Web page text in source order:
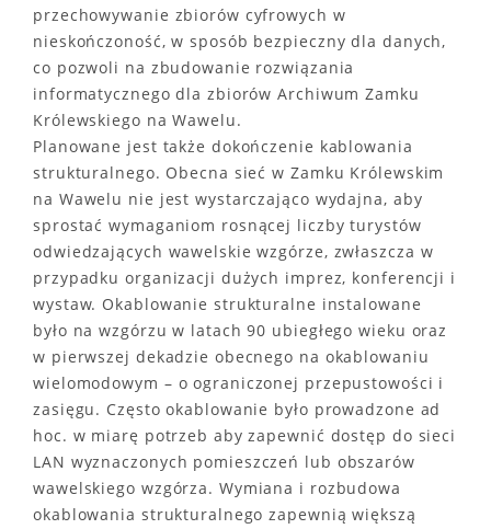
przechowywanie zbiorów cyfrowych w
nieskończoność, w sposób bezpieczny dla danych,
co pozwoli na zbudowanie rozwiązania
informatycznego dla zbiorów Archiwum Zamku
Królewskiego na Wawelu.
Planowane jest także dokończenie kablowania
strukturalnego. Obecna sieć w Zamku Królewskim
na Wawelu nie jest wystarczająco wydajna, aby
sprostać wymaganiom rosnącej liczby turystów
odwiedzających wawelskie wzgórze, zwłaszcza w
przypadku organizacji dużych imprez, konferencji i
wystaw. Okablowanie strukturalne instalowane
było na wzgórzu w latach 90 ubiegłego wieku oraz
w pierwszej dekadzie obecnego na okablowaniu
wielomodowym – o ograniczonej przepustowości i
zasięgu. Często okablowanie było prowadzone ad
hoc. w miarę potrzeb aby zapewnić dostęp do sieci
LAN wyznaczonych pomieszczeń lub obszarów
wawelskiego wzgórza. Wymiana i rozbudowa
okablowania strukturalnego zapewnią większą